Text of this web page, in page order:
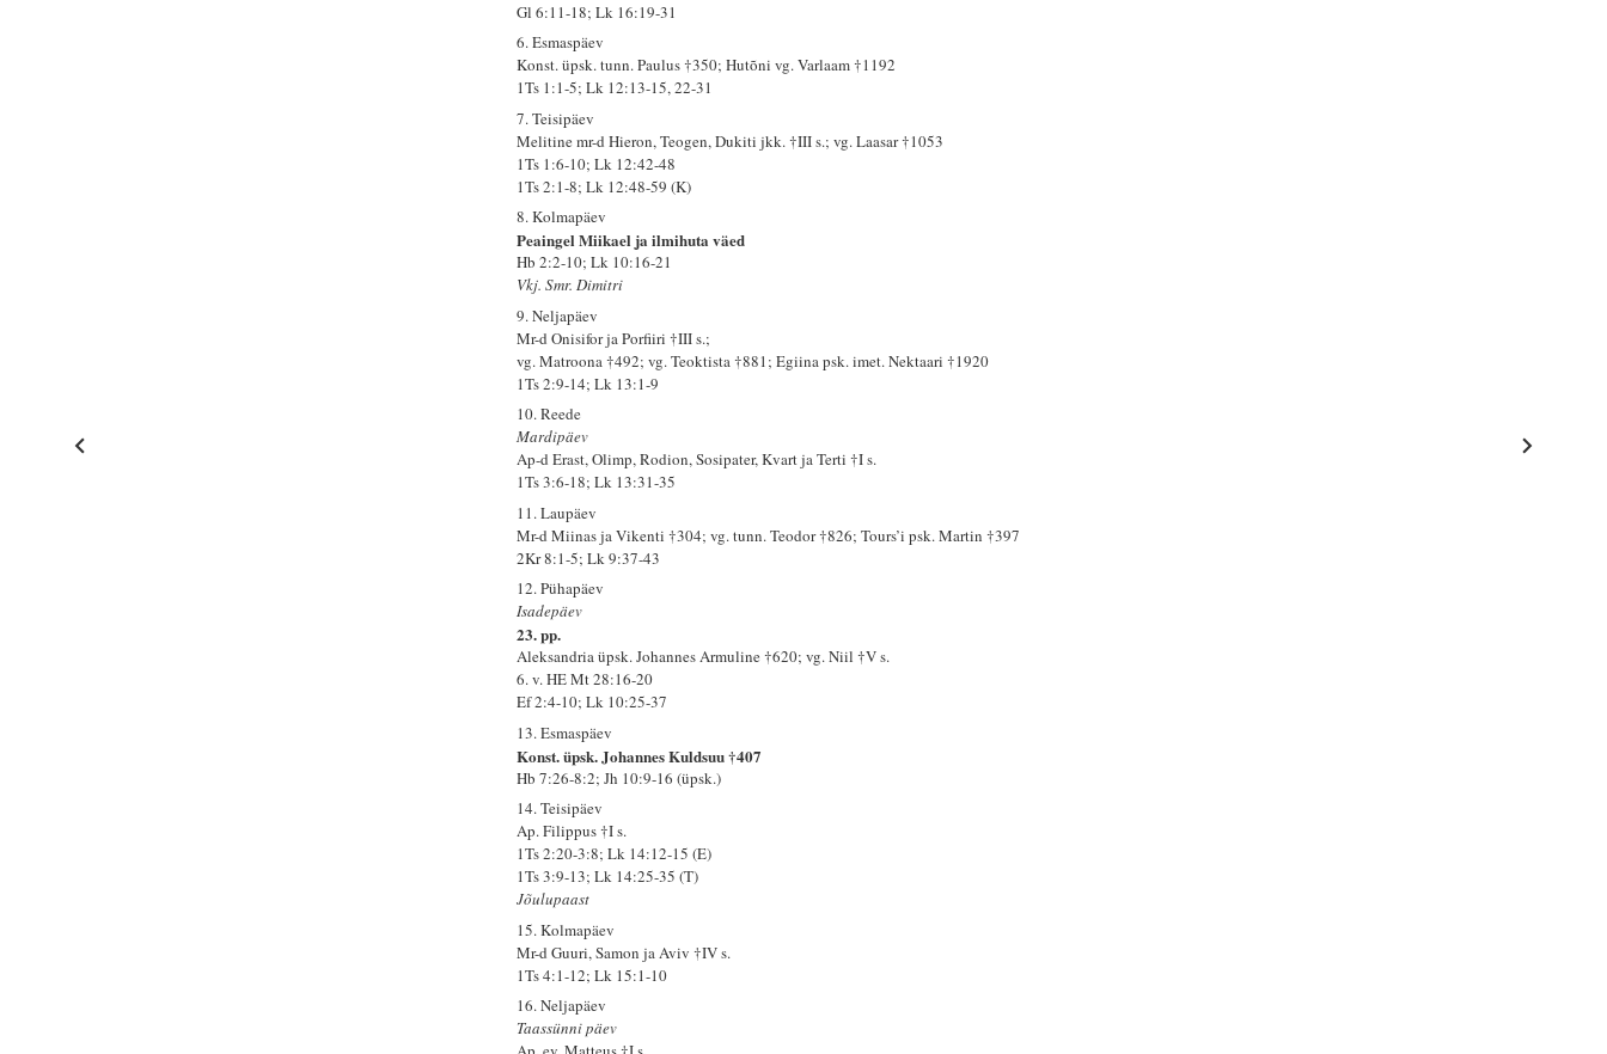
Gl 6:11-18; Lk 16:19-31
6. Esmaspäev
Konst. üpsk. tunn. Paulus †350; Hutõni vg. Varlaam †1192
1Ts 1:1-5; Lk 12:13-15, 22-31
7. Teisipäev
Melitine mr-d Hieron, Teogen, Dukiti jkk. †III s.; vg. Laasar †1053
1Ts 1:6-10; Lk 12:42-48
1Ts 2:1-8; Lk 12:48-59 (K)
8. Kolmapäev
Peaingel Miikael ja ilmihuta väed
Hb 2:2-10; Lk 10:16-21
Vkj. Smr. Dimitri
9. Neljapäev
Mr-d Onisifor ja Porfiiri †III s.;
vg. Matroona †492; vg. Teoktista †881; Egiina psk. imet. Nektaari †1920
1Ts 2:9-14; Lk 13:1-9
10. Reede
Mardipäev
Ap-d Erast, Olimp, Rodion, Sosipater, Kvart ja Terti †I s.
1Ts 3:6-18; Lk 13:31-35
11. Laupäev
Mr-d Miinas ja Vikenti †304; vg. tunn. Teodor †826; Tours’i psk. Martin †397
2Kr 8:1-5; Lk 9:37-43
12. Pühapäev
Isadepäev
23. pp.
Aleksandria üpsk. Johannes Armuline †620; vg. Niil †V s.
6. v. HE Mt 28:16-20
Ef 2:4-10; Lk 10:25-37
13. Esmaspäev
Konst. üpsk. Johannes Kuldsuu †407
Hb 7:26-8:2; Jh 10:9-16 (üpsk.)
14. Teisipäev
Ap. Filippus †I s.
1Ts 2:20-3:8; Lk 14:12-15 (E)
1Ts 3:9-13; Lk 14:25-35 (T)
Jõulupaast
15. Kolmapäev
Mr-d Guuri, Samon ja Aviv †IV s.
1Ts 4:1-12; Lk 15:1-10
16. Neljapäev
Taassünni päev